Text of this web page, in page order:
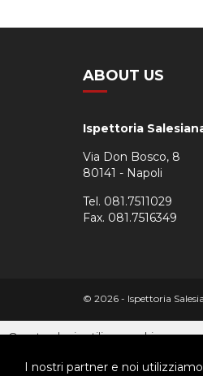
I nostri partner e noi
ABOUT US
Ispettoria
Via Don Bosco, 8
80141 - Napoli
Tel. 081.7511029
Fax. 081.7516349
© 2026 - Ispettoria
Questo plugin utilizza cookie per
Clicca qui per modificare le